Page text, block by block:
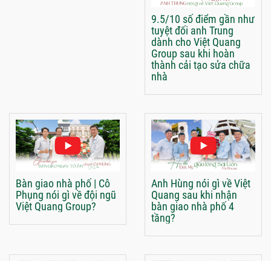
9.5/10 số điểm gần như
tuyệt đối anh Trung
dành cho Việt Quang
Group sau khi hoàn
thành cải tạo sửa chữa
nhà
Bàn giao nhà phố | Cô
Phụng nói gì về đội ngũ
Việt Quang Group?
Anh Hùng nói gì về Việt
Quang sau khi nhận
bàn giao nhà phố 4
tầng?